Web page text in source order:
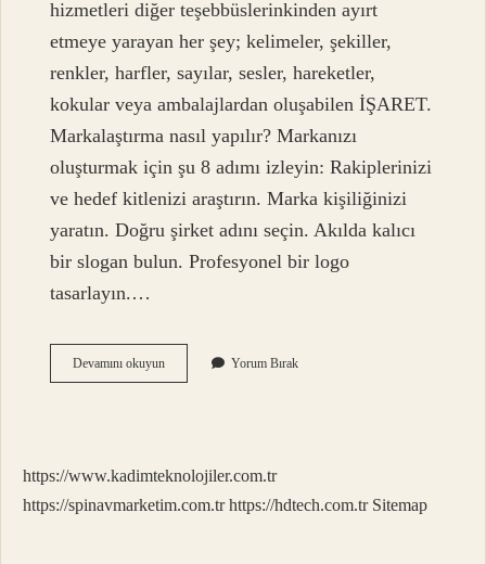
hizmetleri diğer teşebbüslerinkinden ayırt
etmeye yarayan her şey; kelimeler, şekiller,
renkler, harfler, sayılar, sesler, hareketler,
kokular veya ambalajlardan oluşabilen İŞARET.
Markalaştırma nasıl yapılır? Markanızı
oluşturmak için şu 8 adımı izleyin: Rakiplerinizi
ve hedef kitlenizi araştırın. Marka kişiliğinizi
yaratın. Doğru şirket adını seçin. Akılda kalıcı
bir slogan bulun. Profesyonel bir logo
tasarlayın.…
Devamını okuyunMarka
Ve
Yorum Bırak
https://www.kadimteknolojiler.com.tr
https://spinavmarketim.com.tr https://hdtech.com.tr Sitemap